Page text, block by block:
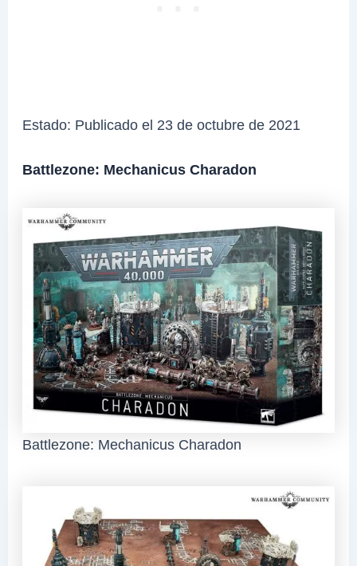
Estado: Publicado el 23 de octubre de 2021
Battlezone: Mechanicus Charadon
Battlezone: Mechanicus Charadon